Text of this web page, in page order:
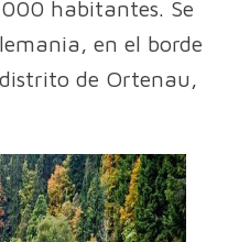
habitantes. Se
en el borde
de Ortenau,